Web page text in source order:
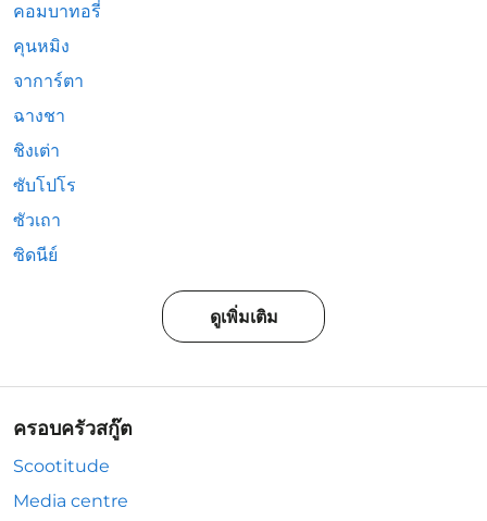
คอมบาทอรี่
คุนหมิง
จาการ์ตา
ฉางชา
ชิงเต่า
ซับโปโร
ซัวเถา
ซิดนีย์
ดูเพิ่มเติม
ครอบครัวสกู๊ต
Scootitude
Media centre